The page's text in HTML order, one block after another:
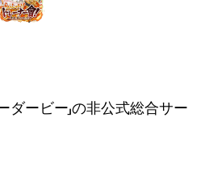
ダービー」の非公式総合サー